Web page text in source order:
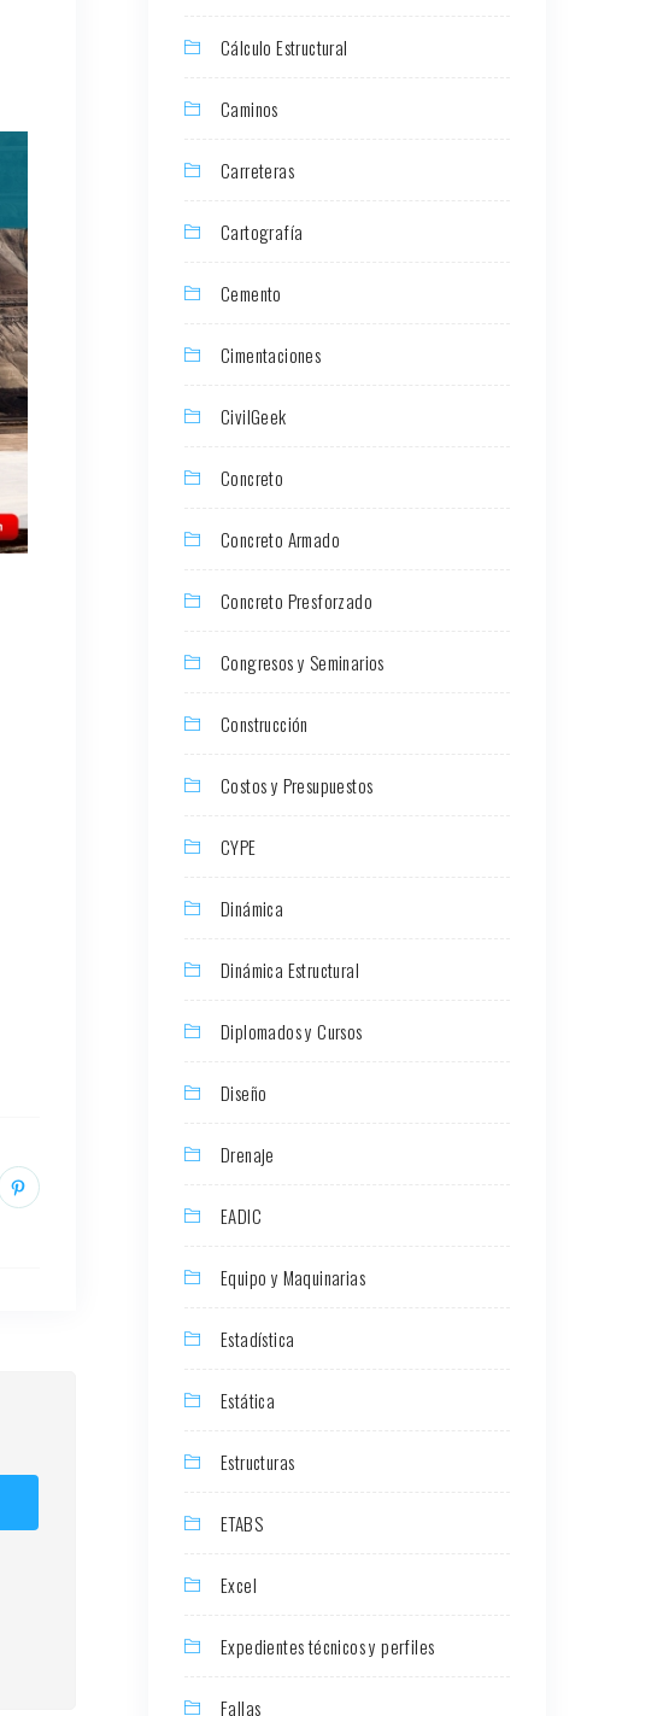
Cálculo Estructural
Caminos
Carreteras
Cartografía
Cemento
Cimentaciones
CivilGeek
Concreto
Concreto Armado
Concreto Presforzado
Congresos y Seminarios
Construcción
Costos y Presupuestos
CYPE
Dinámica
Dinámica Estructural
Diplomados y Cursos
Diseño
Drenaje
EADIC
Equipo y Maquinarias
Estadística
Estática
Estructuras
ETABS
Excel
Expedientes técnicos y perfiles
Fallas